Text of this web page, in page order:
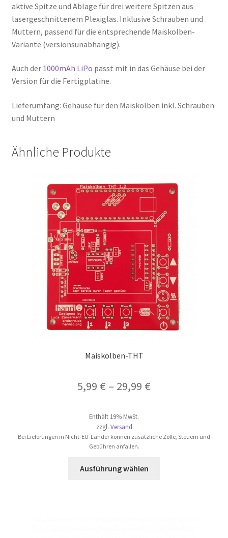
aktive Spitze und Ablage für drei weitere Spitzen aus
lasergeschnittenem Plexiglas. Inklusive Schrauben und
Muttern, passend für die entsprechende Maiskolben-
Variante (versionsunabhängig).
Auch der 1000mAh LiPo passt mit in das Gehäuse bei der
Version für die Fertigplatine.
Lieferumfang: Gehäuse für den Maiskolben inkl. Schrauben
und Muttern
Ähnliche Produkte
Maiskolben-THT
5,99 € – 29,99 €
Enthält 19% MwSt.
zzgl. Versand
Bei Lieferungen in Nicht-EU-Länder können zusätzliche Zölle, Steuern und
Gebühren anfallen.
Ausführung wählen